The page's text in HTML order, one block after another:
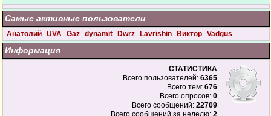
Самые активные пользователи
Анатолий UVA Gaz dynamit Dwrz Lavrishin Виктор Vadgus
Информация
СТАТИСТИКА
Всего пользователей: 6365
Всего тем: 676
Всего опросов: 0
Всего сообщений: 22709
Всего сообщений за неделю: 2